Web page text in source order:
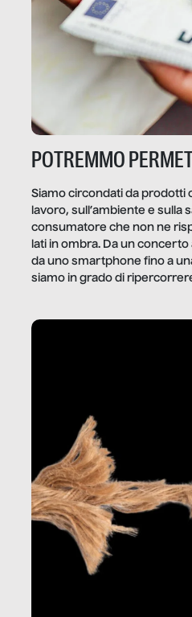
POTREMMO
Siamo circondati da prodotti
lavoro, sull’ambiente e sulla
consumatore che non ne
lati in ombra. Da un
da uno smartphone fino a
siamo in grado di
dietro gli oggetti e i servizi